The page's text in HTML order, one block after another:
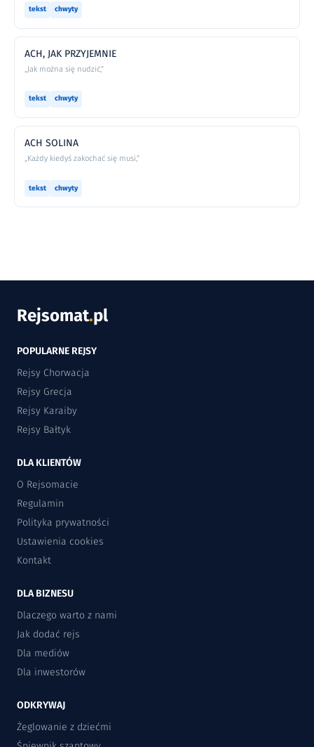
tekst chwyty
ACH, JAK PRZYJEMNIE
„Jak można się nudzić,”
tekst chwyty
ACH SOLINA
„Każdy kiedyś zakochać się musi,”
tekst chwyty
Rejsomat.pl
POPULARNE REJSY
Rejsy Chorwacja
Rejsy Grecja
Rejsy Karaiby
Rejsy Bałtyk
DLA KLIENTÓW
O Rejsomacie
Regulamin
Polityka prywatności
Ustawienia cookies
Kontakt
DLA BIZNESU
Dlaczego warto z nami
Jak dodać rejs
Dla mediów
Dla inwestorów
ODKRYWAJ
Żeglowanie z dziećmi